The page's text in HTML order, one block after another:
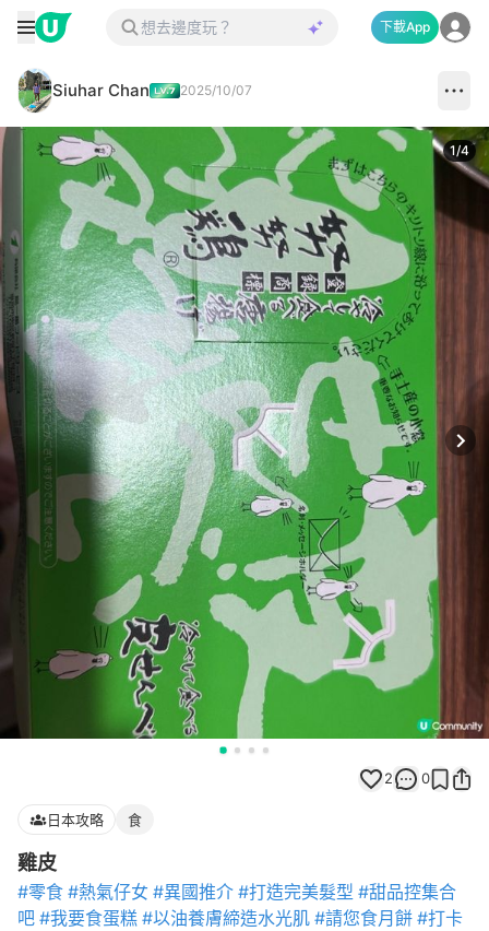
下載App
Siuhar Chan 2025/10/07
1/4
2 0
日本攻略 食
雞皮
#零食 #熱氣仔女 #異國推介 #打造完美髮型 #甜品控集合
吧 #我要食蛋糕 #以油養膚締造水光肌 #請您食月餅 #打卡